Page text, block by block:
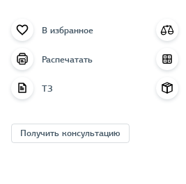
В избранное
Распечатать
ТЗ
Получить консультацию